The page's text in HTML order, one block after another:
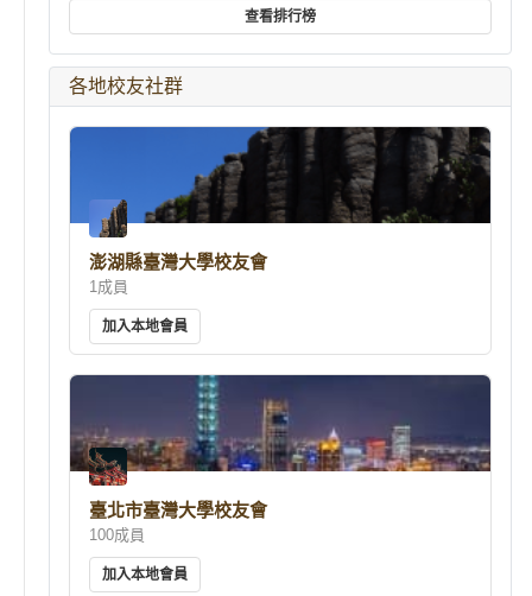
查看排行榜
各地校友社群
澎湖縣臺灣大學校友會
1成員
加入本地會員
臺北市臺灣大學校友會
100成員
加入本地會員